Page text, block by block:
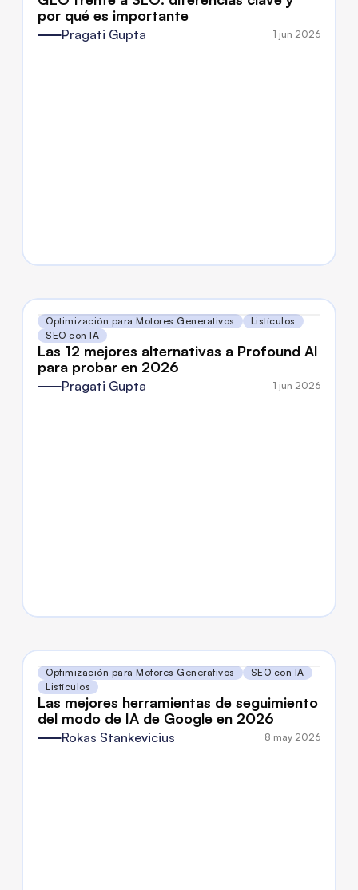
por qué es importante
Pragati Gupta 1 jun 2026
Optimización para Motores Generativos
Listículos
SEO con IA
Las 12 mejores alternativas a Profound AI
para probar en 2026
Pragati Gupta 1 jun 2026
Optimización para Motores Generativos
SEO con IA
Listículos
Las mejores herramientas de seguimiento
del modo de IA de Google en 2026
Rokas Stankevicius 8 may 2026